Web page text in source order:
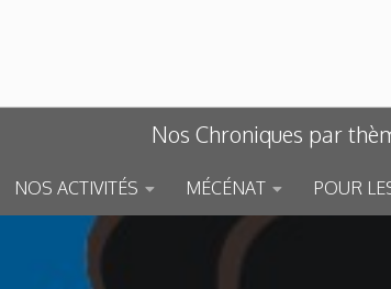
Nos Chroniques par
NOS ACTIVITÉS MÉCÉNAT POUR